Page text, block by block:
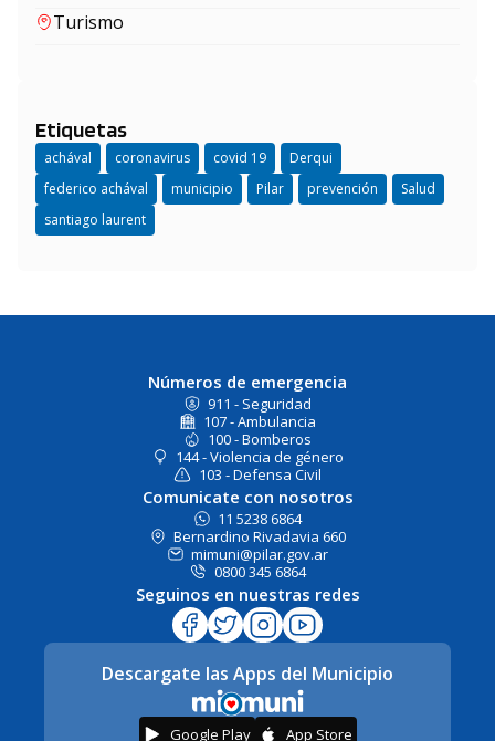
Turismo
Etiquetas
achával coronavirus covid 19
Derqui
federico achával
municipio Pilar prevención
Salud
santiago laurent
Números de emergencia
911 - Seguridad
107 - Ambulancia
100 - Bomberos
144 - Violencia de género
103 - Defensa Civil
Comunicate con nosotros
11 5238 6864
Bernardino Rivadavia 660
mimuni@pilar.gov.ar
0800 345 6864
Seguinos en nuestras redes
Descargate las Apps del Municipio
Google Play App Store